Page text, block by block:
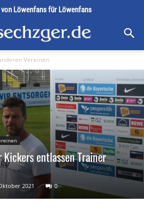
von Löwenfans für Löwenfans
Vereinen
entlassen Trainer
2021 0